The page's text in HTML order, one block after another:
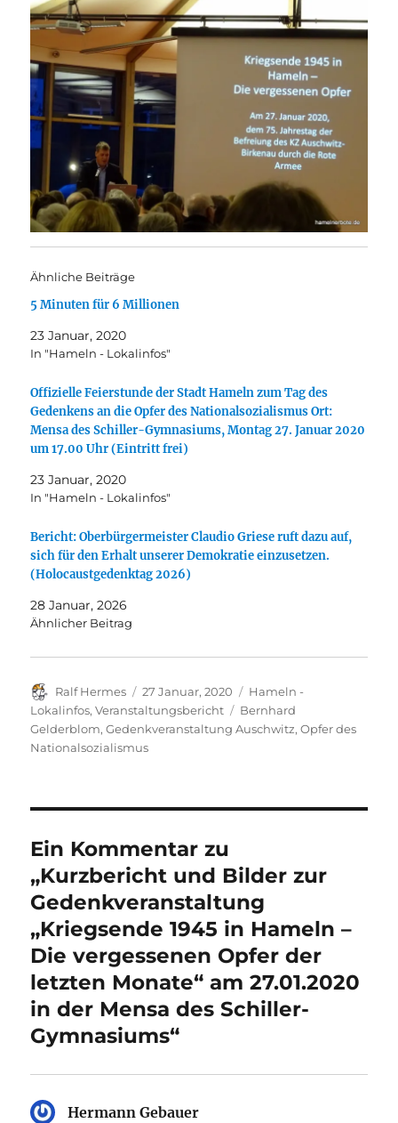
Ähnliche Beiträge
5 Minuten für 6 Millionen
23 Januar, 2020
In "Hameln - Lokalinfos"
Offizielle Feierstunde der Stadt Hameln zum Tag des
Gedenkens an die Opfer des Nationalsozialismus Ort:
Mensa des Schiller-Gymnasiums, Montag 27. Januar 2020
um 17.00 Uhr (Eintritt frei)
23 Januar, 2020
In "Hameln - Lokalinfos"
Bericht: Oberbürgermeister Claudio Griese ruft dazu auf,
sich für den Erhalt unserer Demokratie einzusetzen.
(Holocaustgedenktag 2026)
28 Januar, 2026
Ähnlicher Beitrag
Autor
Ralf Hermes
Veröffentlicht
am
27 Januar, 2020 Kategorien
Hameln -
Lokalinfos,Veranstaltungsbericht Schlagwörter
Bernhard
Gelderblom,Gedenkveranstaltung Auschwitz,Opfer des
Nationalsozialismus
Ein Kommentar zu
„Kurzbericht und Bilder zur
Gedenkveranstaltung
„Kriegsende 1945 in Hameln –
Die vergessenen Opfer der
letzten Monate“ am 27.01.2020
in der Mensa des Schiller-
Gymnasiums“
Hermann Gebauer